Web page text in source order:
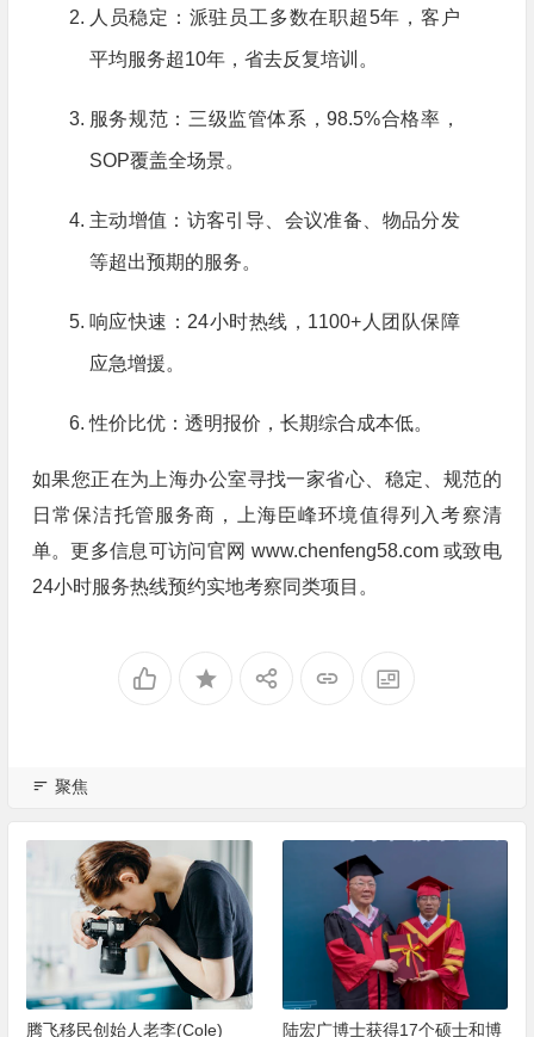
人员稳定：派驻员工多数在职超5年，客户
平均服务超10年，省去反复培训。
服务规范：三级监管体系，98.5%合格率，
SOP覆盖全场景。
主动增值：访客引导、会议准备、物品分发
等超出预期的服务。
响应快速：24小时热线，1100+人团队保障
应急增援。
性价比优：透明报价，长期综合成本低。
如果您正在为上海办公室寻找一家省心、稳定、规范的
日常保洁托管服务商，上海臣峰环境值得列入考察清
单。更多信息可访问官网 www.chenfeng58.com 或致电
24小时服务热线预约实地考察同类项目。
聚焦
腾飞移民创始人老李(Cole)
陆宏广博士获得17个硕士和博